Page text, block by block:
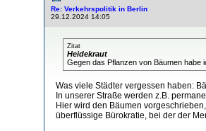
Re: Verkehrspolitik in Berlin
29.12.2024 14:05
Zitat
Heidekraut
Gegen das Pflanzen von Bäumen habe
Was viele Städter vergessen haben:
In unserer Straße werden z.B.
Hier wird den Bäumen
überflüssige Bürokratie, bei der der